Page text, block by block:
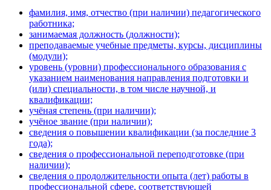
фамилия, имя, отчество (при наличии) педагогического
работника;
занимаемая должность (должности);
преподаваемые учебные предметы, курсы, дисциплины
(модули);
уровень (уровни) профессионального образования с
указанием наименования направления подготовки и
(или) специальности, в том числе научной, и
квалификации;
учёная степень (при наличии);
учёное звание (при наличии);
сведения о повышении квалификации (за последние 3
года);
сведения о профессиональной переподготовке (при
наличии);
сведения о продолжительности опыта (лет) работы в
профессиональной сфере, соответствующей